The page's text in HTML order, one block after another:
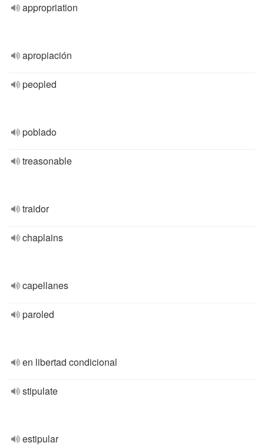
appropriation
apropiación
peopled
poblado
treasonable
traidor
chaplains
capellanes
paroled
en libertad condicional
stipulate
estipular